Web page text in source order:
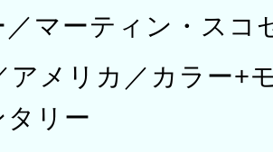
／マーティン・スコ
アメリカ／カラー+
リー